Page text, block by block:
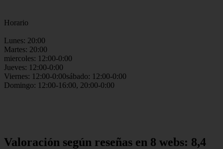
Horario
Lunes: 20:00
Martes: 20:00
miercoles: 12:00-0:00
Jueves: 12:00-0:00
Viernes: 12:00-0:00sábado: 12:00-0:00
Domingo: 12:00-16:00, 20:00-0:00
Valoración según reseñas en 8 webs: 8,4